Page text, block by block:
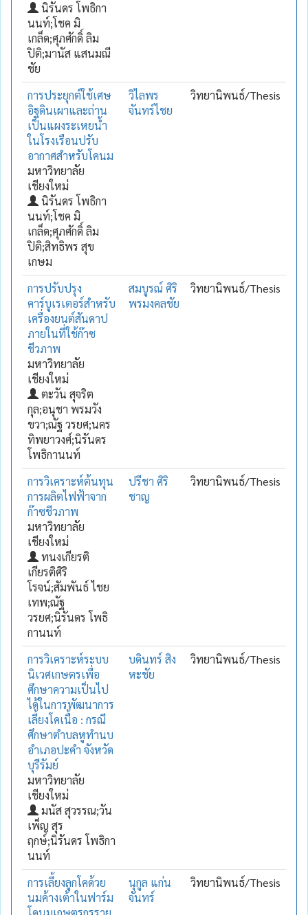
นิรันดร โพธิกา
นนท์;โชค มิ
เกล็ด;ศุภศักดิ์ ลิม
ปิติ;มานัส แสนมณี
ชัย
การประยุกต์ใช้เศษ
อิฐดินเผาและถ่าน
เป็นแผงระเหยน้ำ
ในโรงเรือนปรับ
อากาศสำหรับโคนม
มหาวิทยาลัย
เชียงใหม่
นิรันดร โพธิกา
นนท์;โชค มิ
เกล็ด;ศุภศักดิ์ ลิม
ปิติ;สิทธิพร สุข
เกษม
วิไลพร
จันทร์ไชย
วิทยานิพนธ์/Thesis
การปรับปรุง
คาร์บูเรเตอร์สำหรับ
เครื่องยนต์สันดาป
ภายในที่ใช้ก๊าซ
ชีวภาพ
มหาวิทยาลัย
เชียงใหม่
ตะวัน สุจริต
กุล;อนุชา พรมวัง
ขวา;ณัฐ วรยศ;นคร
ทิพยาวงศ์;นิรันดร
โพธิกานนท์
สมบูรณ์ ศิริ
พรมงคลชัย
วิทยานิพนธ์/Thesis
การวิเคราะห์ต้นทุน
การผลิตไฟฟ้าจาก
ก๊าซชีวภาพ
มหาวิทยาลัย
เชียงใหม่
ทนงเกียรติ
เกียรติศิริ
โรจน์;สัมพันธ์ ไชย
เทพ;ณัฐ
วรยศ;นิรันดร โพธิ
กานนท์
ปรีชา ศิริ
ชาญ
วิทยานิพนธ์/Thesis
การวิเคราะห์ระบบ
นิเวศเกษตรเพื่อ
ศึกษาความเป็นไป
ได้ในการพัฒนาการ
เลี้ยงโคเนื้อ : กรณี
ศึกษาตำบลหูทำนบ
อำเภอปะคำ จังหวัด
บุรีรัมย์
มหาวิทยาลัย
เชียงใหม่
มนัส สุวรรณ;วัน
เพ็ญ สุร
ฤกษ์;นิรันดร โพธิกา
นนท์
บดินทร์ สิง
หะชัย
วิทยานิพนธ์/Thesis
การเลี้ยงลูกโคด้วย
นมค้างเต้าในฟาร์ม
นุกูล แก่น
จันทร์
วิทยานิพนธ์/Thesis